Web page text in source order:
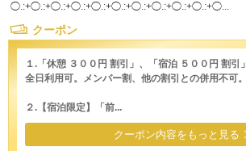
◯.:+◯.:+◯.:+◯.:+◯.:+◯.:+◯.:+◯.:+◯.:+◯.:+◯...
クーポン
１.「休憩 ３００円 割引」、「宿泊 ５００円 割引」
全日利用可。メンバー割、他の割引との併用不可。
２.【宿泊限定】「前...
クーポン内容をもっと見る